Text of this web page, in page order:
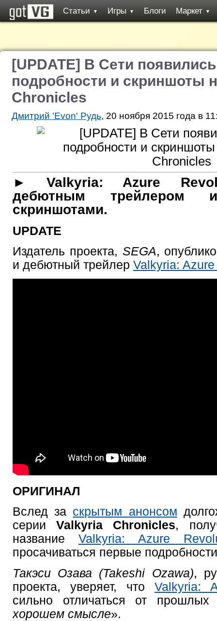
Статьи ▼ Игры ▼ Блоги Маркет ▼
[UPDATE] В Сети
подробности и скриншоты
Chronicles
Дмитрий 'Evon' Рудь, 20 ноября 2015 года в
► Valkyria: Azure
дебютным трейлером
скриншотами.
UPDATE
Издатель проекта, SEGA,
и дебютный трейлер Valkyria:
ОРИГИНАЛ
Вслед за скрытым анонсом
серииValkyria Chronicles,
название Valkyria: Azure
просачиваться первые
Такэси Озава (Takeshi Ozawa),
проекта, уверяет, что Valkyria:
сильно отличаться от
хорошем смысле».